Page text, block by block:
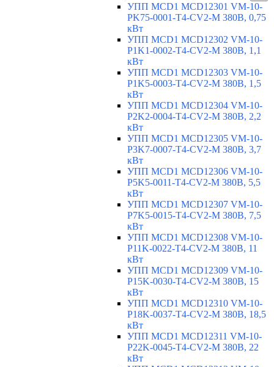
УПП MCD1 MCD12301 VM-10-
PK75-0001-T4-CV2-M 380В, 0,75
кВт
УПП MCD1 MCD12302 VM-10-
P1K1-0002-T4-CV2-M 380В, 1,1
кВт
УПП MCD1 MCD12303 VM-10-
P1K5-0003-T4-CV2-M 380В, 1,5
кВт
УПП MCD1 MCD12304 VM-10-
P2K2-0004-T4-CV2-M 380В, 2,2
кВт
УПП MCD1 MCD12305 VM-10-
P3K7-0007-T4-CV2-M 380В, 3,7
кВт
УПП MCD1 MCD12306 VM-10-
P5K5-0011-T4-CV2-M 380В, 5,5
кВт
УПП MCD1 MCD12307 VM-10-
P7K5-0015-T4-CV2-M 380В, 7,5
кВт
УПП MCD1 MCD12308 VM-10-
P11K-0022-T4-CV2-M 380В, 11
кВт
УПП MCD1 MCD12309 VM-10-
P15K-0030-T4-CV2-M 380В, 15
кВт
УПП MCD1 MCD12310 VM-10-
P18K-0037-T4-CV2-M 380В, 18,5
кВт
УПП MCD1 MCD12311 VM-10-
P22K-0045-T4-CV2-M 380В, 22
кВт